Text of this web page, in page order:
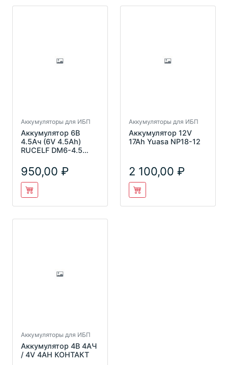
Аккумуляторы для ИБП
Аккумулятор 6В
4.5Ач (6V 4.5Ah)
RUCELF DM6-4.5
950,00
Аккумуляторы для ИБП
Аккумулятор 12V
17Ah Yuasa NP18-12
2 100,00
Аккумуляторы для ИБП
Аккумулятор 4В 4АЧ
/ 4V 4AH КОНТАКТ